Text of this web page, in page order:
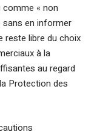
comme « non
sans en informer
reste libre du choix
à la
au regard
Protection des